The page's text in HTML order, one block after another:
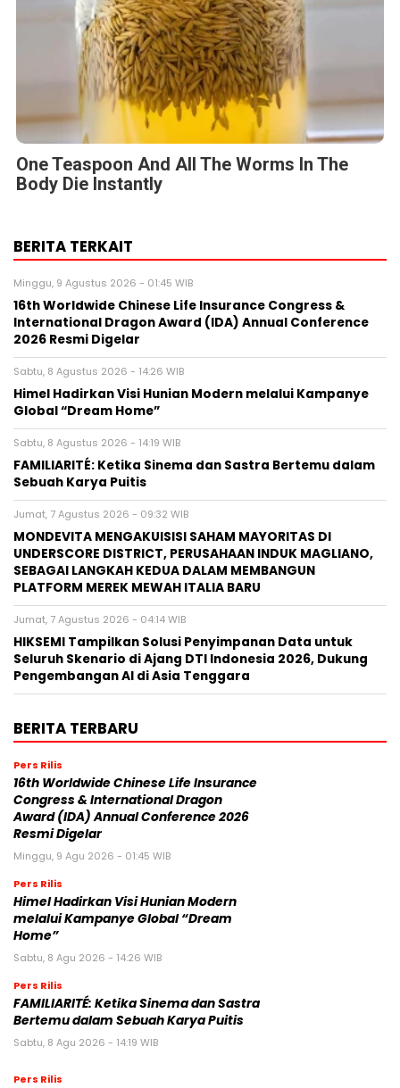
One Teaspoon And All The Worms In The
Body Die Instantly
BERITA TERKAIT
Minggu, 9 Agustus 2026 - 01:45 WIB
16th Worldwide Chinese Life Insurance Congress &
International Dragon Award (IDA) Annual Conference
2026 Resmi Digelar
Sabtu, 8 Agustus 2026 - 14:26 WIB
Himel Hadirkan Visi Hunian Modern melalui Kampanye
Global “Dream Home”
Sabtu, 8 Agustus 2026 - 14:19 WIB
FAMILIARITÉ: Ketika Sinema dan Sastra Bertemu dalam
Sebuah Karya Puitis
Jumat, 7 Agustus 2026 - 09:32 WIB
MONDEVITA MENGAKUISISI SAHAM MAYORITAS DI
UNDERSCORE DISTRICT, PERUSAHAAN INDUK MAGLIANO,
SEBAGAI LANGKAH KEDUA DALAM MEMBANGUN
PLATFORM MEREK MEWAH ITALIA BARU
Jumat, 7 Agustus 2026 - 04:14 WIB
HIKSEMI Tampilkan Solusi Penyimpanan Data untuk
Seluruh Skenario di Ajang DTI Indonesia 2026, Dukung
Pengembangan AI di Asia Tenggara
BERITA TERBARU
Pers Rilis
16th Worldwide Chinese Life Insurance
Congress & International Dragon
Award (IDA) Annual Conference 2026
Resmi Digelar
Minggu, 9 Agu 2026 - 01:45 WIB
Pers Rilis
Himel Hadirkan Visi Hunian Modern
melalui Kampanye Global “Dream
Home”
Sabtu, 8 Agu 2026 - 14:26 WIB
Pers Rilis
FAMILIARITÉ: Ketika Sinema dan Sastra
Bertemu dalam Sebuah Karya Puitis
Sabtu, 8 Agu 2026 - 14:19 WIB
Pers Rilis